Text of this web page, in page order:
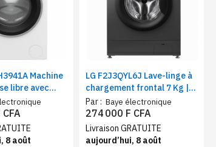
Machine
libre avec
|
Capacité 9kg | Classe B
8 août
LG F2J3QYL6J Lave-linge à
chargement frontal 7 Kg |
Moteur Inverter Direct
Drive™
Par : Baye électronique
274 000 F CFA
Livraison GRATUITE
aujourd’hui, 8 août